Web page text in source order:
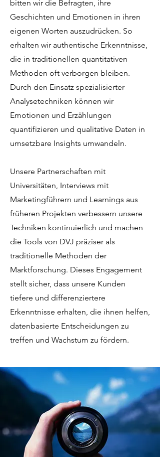
bitten wir die Befragten, ihre
Geschichten und Emotionen in ihren
eigenen Worten auszudrücken. So
erhalten wir authentische Erkenntnisse,
die in traditionellen quantitativen
Methoden oft verborgen bleiben.
Durch den Einsatz spezialisierter
Analysetechniken können wir
Emotionen und Erzählungen
quantifizieren und qualitative Daten in
umsetzbare Insights umwandeln.
Unsere Partnerschaften mit
Universitäten, Interviews mit
Marketingführern und Learnings aus
früheren Projekten verbessern unsere
Techniken kontinuierlich und machen
die Tools von DVJ präziser als
traditionelle Methoden der
Marktforschung. Dieses Engagement
stellt sicher, dass unsere Kunden
tiefere und differenziertere
Erkenntnisse erhalten, die ihnen helfen,
datenbasierte Entscheidungen zu
treffen und Wachstum zu fördern.